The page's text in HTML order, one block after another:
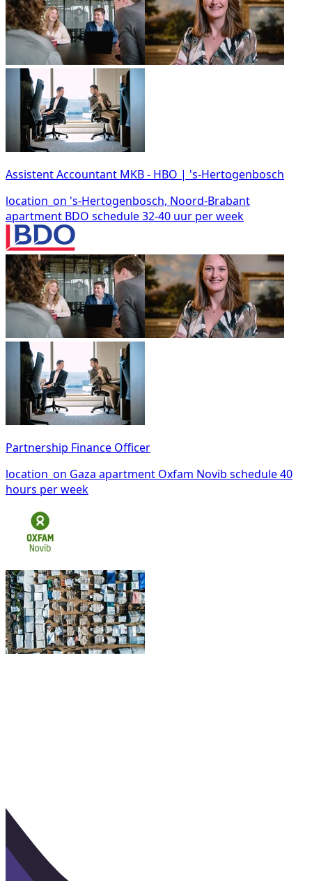
Assistent Accountant MKB - HBO | 's-Hertogenbosch
location_on 's-Hertogenbosch, Noord-Brabant
apartment BDO schedule32-40 uur per week
Partnership Finance Officer
location_on Gaza apartment Oxfam Novib schedule40
hours per week